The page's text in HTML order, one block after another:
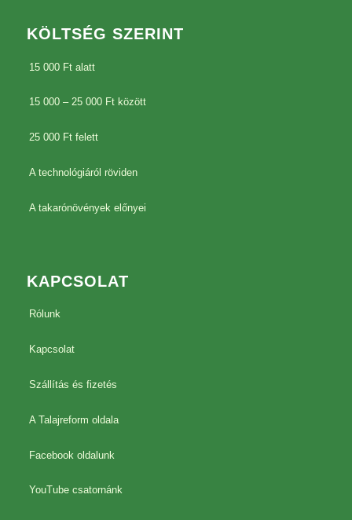
KÖLTSÉG SZERINT
15 000 Ft alatt
15 000 – 25 000 Ft között
25 000 Ft felett
A technológiáról röviden
A takarónövények előnyei
KAPCSOLAT
Rólunk
Kapcsolat
Szállítás és fizetés
A Talajreform oldala
Facebook oldalunk
YouTube csatornánk